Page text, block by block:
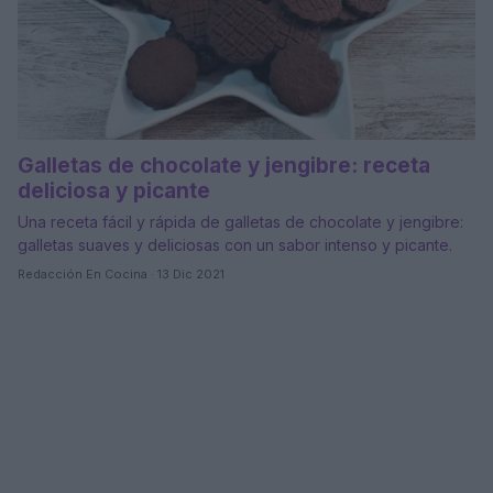
Galletas de chocolate y jengibre: receta
deliciosa y picante
Una receta fácil y rápida de galletas de chocolate y jengibre:
galletas suaves y deliciosas con un sabor intenso y picante.
Redacción En Cocina · 13 Dic 2021